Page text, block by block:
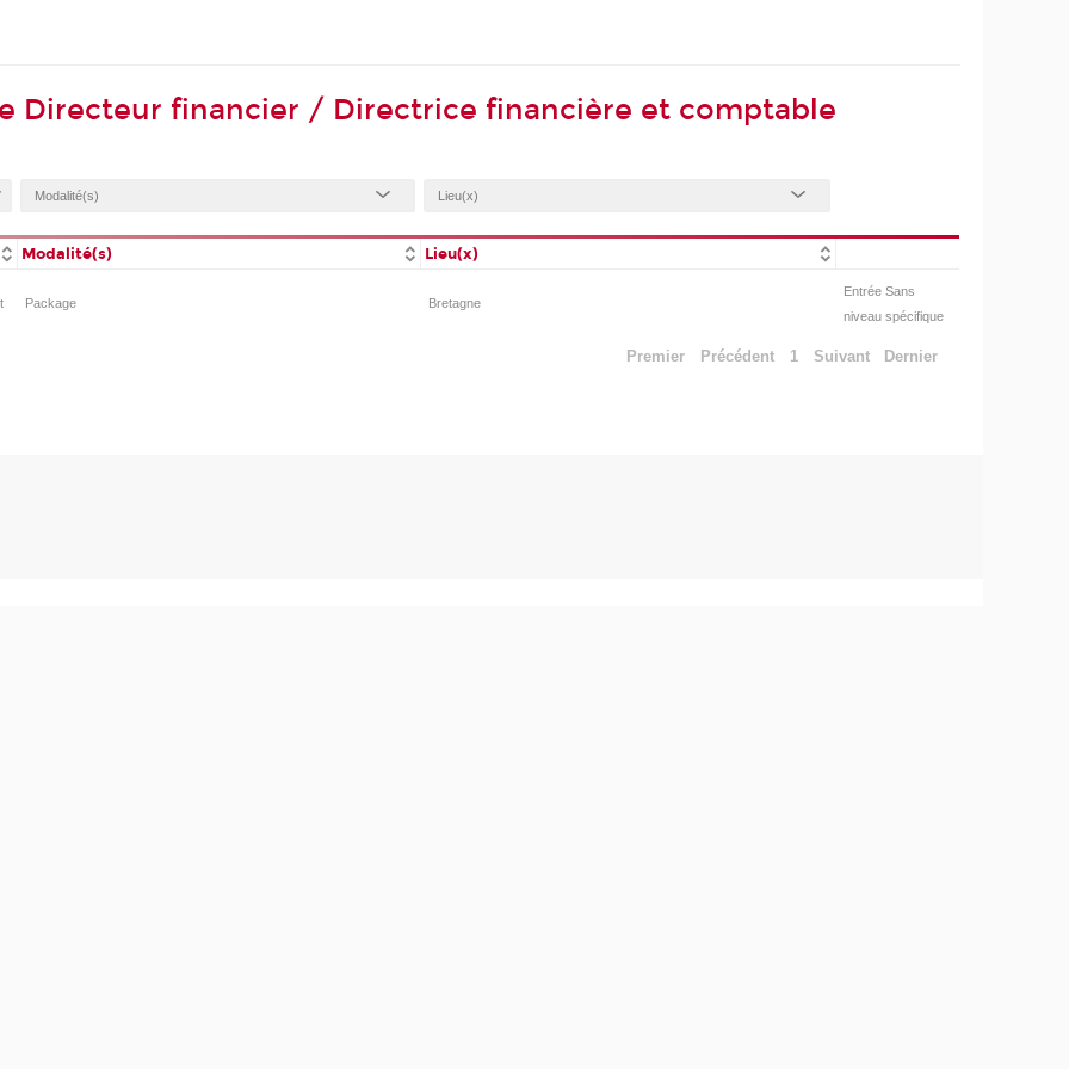
Directeur financier / Directrice financière et comptable
Modalité(s) Lieu(x)
Package Bretagne
Entrée Sans
niveau spécifique
Premier Précédent 1 Suivant Dernier